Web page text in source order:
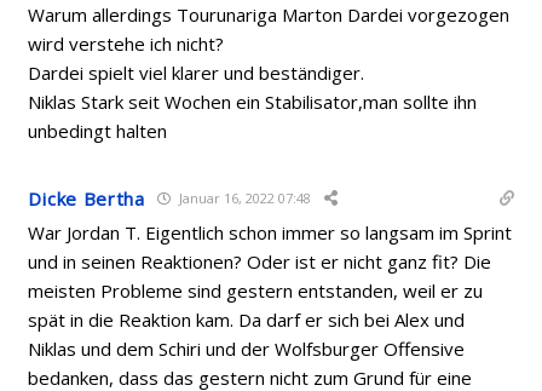
Warum allerdings Tourunariga Marton Dardei vorgezogen
wird verstehe ich nicht?
Dardei spielt viel klarer und beständiger.
Niklas Stark seit Wochen ein Stabilisator,man sollte ihn
unbedingt halten
Dicke Bertha Januar 16, 2022 07:48
War Jordan T. Eigentlich schon immer so langsam im Sprint
und in seinen Reaktionen? Oder ist er nicht ganz fit? Die
meisten Probleme sind gestern entstanden, weil er zu
spät in die Reaktion kam. Da darf er sich bei Alex und
Niklas und dem Schiri und der Wolfsburger Offensive
bedanken, dass das gestern nicht zum Grund für eine